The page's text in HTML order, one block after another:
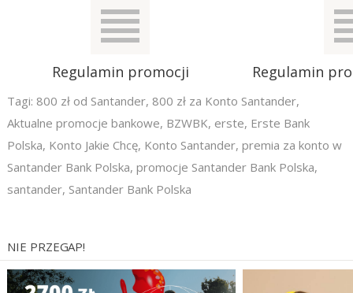
Regulamin promocji Regulamin
Tagi: 800 zł od Santander, 800 zł za Konto Santander,
Aktualne promocje bankowe, BZWBK, erste, Erste Bank
Polska, Konto Jakie Chcę, Konto Santander, premia za konto w
Santander Bank Polska, promocje Santander Bank Polska,
santander, Santander Bank Polska
NIE PRZEGAP!